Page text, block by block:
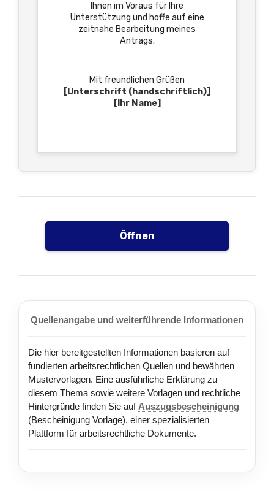
Ihnen im Voraus für Ihre
Unterstützung und hoffe auf eine
zeitnahe Bearbeitung meines
Antrags.
Mit freundlichen Grüßen
[Unterschrift (handschriftlich)]
[Ihr Name]
Öffnen
Quellenangabe und weiterführende Informationen
Die hier bereitgestellten Informationen basieren auf
fundierten arbeitsrechtlichen Quellen und bewährten
Mustervorlagen. Eine ausführliche Erklärung zu
diesem Thema sowie weitere Vorlagen und rechtliche
Hintergründe finden Sie auf Auszugsbescheinigung
(Bescheinigung Vorlage), einer spezialisierten
Plattform für arbeitsrechtliche Dokumente.